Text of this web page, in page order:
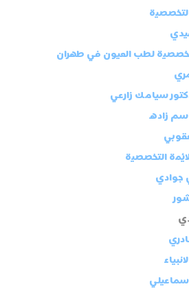
لطب العيون في طهران
سيامك زارعي
زاده
التخصصية
جوادي